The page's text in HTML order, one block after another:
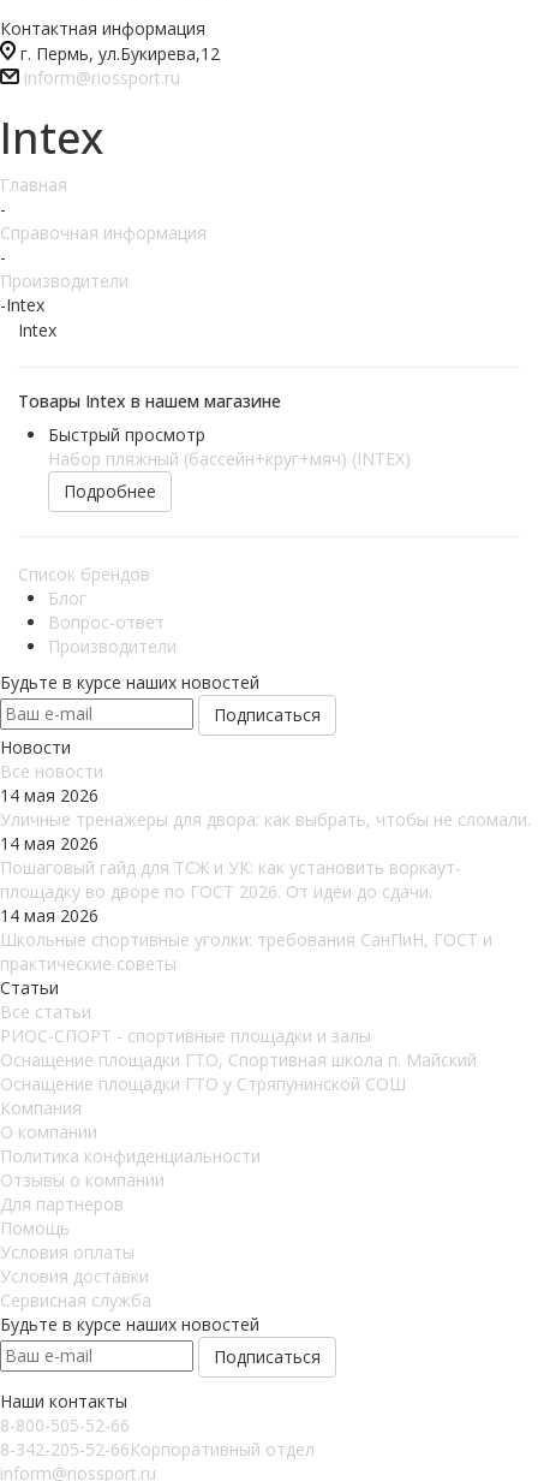
Контактная информация
г. Пермь, ул.Букирева,12
inform@riossport.ru
Intex
Главная
-
Справочная информация
-
Производители
-Intex
Intex
Товары Intex в нашем магазине
Быстрый просмотр
Набор пляжный (бассейн+круг+мяч) (INTEX)
Подробнее
Список брендов
Блог
Вопрос-ответ
Производители
Будьте в курсе наших новостей
Новости
Все новости
14 мая 2026
Уличные тренажеры для двора: как выбрать, чтобы не сломали.
14 мая 2026
Пошаговый гайд для ТСЖ и УК: как установить воркаут-
площадку во дворе по ГОСТ 2026. От идеи до сдачи.
14 мая 2026
Школьные спортивные уголки: требования СанПиН, ГОСТ и
практические советы
Статьи
Все статьи
РИОС-СПОРТ - спортивные площадки и залы
Оснащение площадки ГТО, Спортивная школа п. Майский
Оснащение площадки ГТО у Стряпунинской СОШ
Компания
О компании
Политика конфиденциальности
Отзывы о компании
Для партнеров
Помощь
Условия оплаты
Условия доставки
Сервисная служба
Будьте в курсе наших новостей
Наши контакты
8-800-505-52-66
8-342-205-52-66Корпоративный отдел
inform@riossport.ru